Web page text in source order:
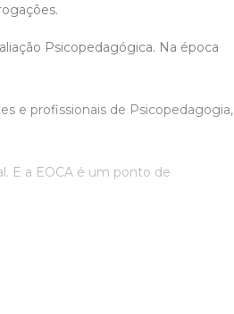
Psicopedagógica. Na época
e profissionais de Psicopedagogia,
E a EOCA é um ponto de